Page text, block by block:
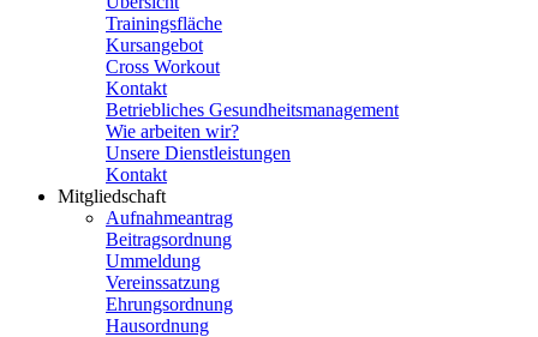
Trainingsfläche
Kursangebot
Cross Workout
Kontakt
Betriebliches Gesundheitsmanagement
Wie arbeiten wir?
Unsere Dienstleistungen
Kontakt
Mitgliedschaft
Aufnahmeantrag
Beitragsordnung
Ummeldung
Vereinssatzung
Ehrungsordnung
Hausordnung